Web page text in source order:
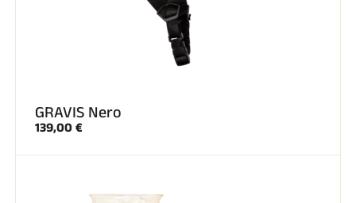
GRAVIS Nero
139,00 €